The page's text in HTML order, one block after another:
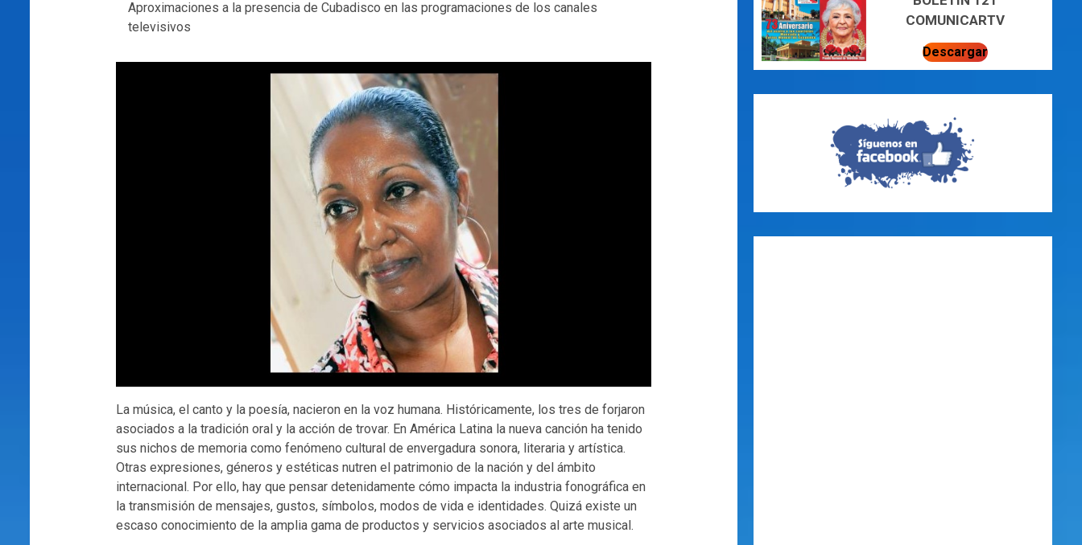
Aproximaciones a la presencia de Cubadisco en las programaciones de los canales
televisivos
La música, el canto y la poesía, nacieron en la voz humana. Históricamente, los tres de forjaron
asociados a la tradición oral y la acción de trovar. En América Latina la nueva canción ha tenido
sus nichos de memoria como fenómeno cultural de envergadura sonora, literaria y artística.
Otras expresiones, géneros y estéticas nutren el patrimonio de la nación y del ámbito
internacional. Por ello, hay que pensar detenidamente cómo impacta la industria fonográfica en
la transmisión de mensajes, gustos, símbolos, modos de vida e identidades. Quizá existe un
escaso conocimiento de la amplia gama de productos y servicios asociados al arte musical.
COMUNICARTV
Descargar